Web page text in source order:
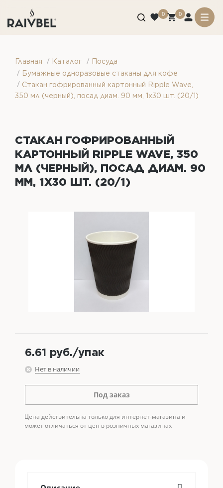
0 0
Главная / Каталог / Посуда
/ Бумажные одноразовые стаканы для кофе
/ Стакан гофрированный картонный Ripple Wave,
350 мл (черный), посад диам. 90 мм, 1х30 шт. (20/1)
СТАКАН ГОФРИРОВАННЫЙ
КАРТОННЫЙ RIPPLE WAVE, 350
МЛ (ЧЕРНЫЙ), ПОСАД ДИАМ. 90
ММ, 1Х30 ШТ. (20/1)
6.61 руб./упак
Нет в наличии
Под заказ
Цена действительна только для интернет-магазина и
может отличаться от цен в розничных магазинах